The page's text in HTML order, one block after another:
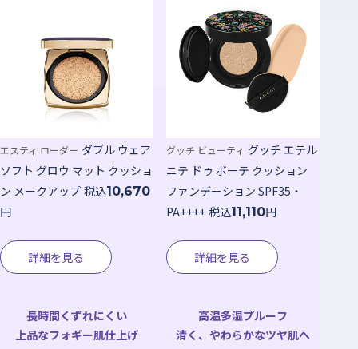
エスティ ローダー ダブル ウェア
ソフト グロウ マット クッショ
ン メークアップ 税込10,670
円
詳細を見る
グッチ ビューティ グッチ エテル
ニテ ドゥ ボーテ クッション
ファンデーション SPF35・
PA++++ 税込11,110円
詳細を見る
長時間くずれにくい
上品なフォギー肌仕上げ
高温多湿プルーフ
清く、やわらかなツヤ肌へ